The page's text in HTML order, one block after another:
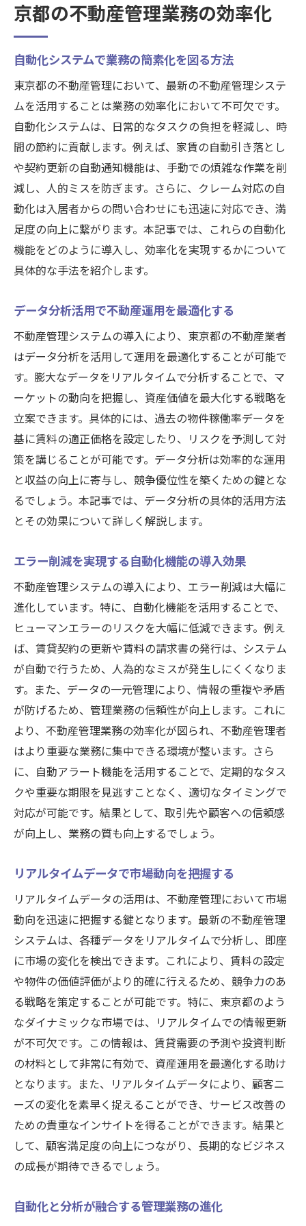
京都の不動産管理業務の効率化
自動化システムで業務の簡素化を図る方法
東京都の不動産管理において、最新の不動産管理システ
ムを活用することは業務の効率化において不可欠です。
自動化システムは、日常的なタスクの負担を軽減し、時
間の節約に貢献します。例えば、家賃の自動引き落とし
や契約更新の自動通知機能は、手動での煩雑な作業を削
減し、人的ミスを防ぎます。さらに、クレーム対応の自
動化は入居者からの問い合わせにも迅速に対応でき、満
足度の向上に繋がります。本記事では、これらの自動化
機能をどのように導入し、効率化を実現するかについて
具体的な手法を紹介します。
データ分析活用で不動産運用を最適化する
不動産管理システムの導入により、東京都の不動産業者
はデータ分析を活用して運用を最適化することが可能で
す。膨大なデータをリアルタイムで分析することで、マ
ーケットの動向を把握し、資産価値を最大化する戦略を
立案できます。具体的には、過去の物件稼働率データを
基に賃料の適正価格を設定したり、リスクを予測して対
策を講じることが可能です。データ分析は効率的な運用
と収益の向上に寄与し、競争優位性を築くための鍵とな
るでしょう。本記事では、データ分析の具体的活用方法
とその効果について詳しく解説します。
エラー削減を実現する自動化機能の導入効果
不動産管理システムの導入により、エラー削減は大幅に
進化しています。特に、自動化機能を活用することで、
ヒューマンエラーのリスクを大幅に低減できます。例え
ば、賃貸契約の更新や賃料の請求書の発行は、システム
が自動で行うため、人為的なミスが発生しにくくなりま
す。また、データの一元管理により、情報の重複や矛盾
が防げるため、管理業務の信頼性が向上します。これに
より、不動産管理業務の効率化が図られ、不動産管理者
はより重要な業務に集中できる環境が整います。さら
に、自動アラート機能を活用することで、定期的なタス
クや重要な期限を見逃すことなく、適切なタイミングで
対応が可能です。結果として、取引先や顧客への信頼感
が向上し、業務の質も向上するでしょう。
リアルタイムデータで市場動向を把握する
リアルタイムデータの活用は、不動産管理において市場
動向を迅速に把握する鍵となります。最新の不動産管理
システムは、各種データをリアルタイムで分析し、即座
に市場の変化を検出できます。これにより、賃料の設定
や物件の価値評価がより的確に行えるため、競争力のあ
る戦略を策定することが可能です。特に、東京都のよう
なダイナミックな市場では、リアルタイムでの情報更新
が不可欠です。この情報は、賃貸需要の予測や投資判断
の材料として非常に有効で、資産運用を最適化する助け
となります。また、リアルタイムデータにより、顧客ニ
ーズの変化を素早く捉えることができ、サービス改善の
ための貴重なインサイトを得ることができます。結果と
して、顧客満足度の向上につながり、長期的なビジネス
の成長が期待できるでしょう。
自動化と分析が融合する管理業務の進化